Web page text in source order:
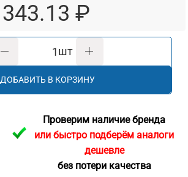
343.13 ₽
шт
ДОБАВИТЬ В КОРЗИНУ
Проверим наличие бренда
или быстро подберём аналоги
дешевле
без потери качества